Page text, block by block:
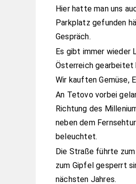
Hier hatte man uns
Parkplatz gefunden
Gespräch.
Es gibt immer wieder
Österreich gearbeitet
Wir kauften Gemüse,
An Tetovo vorbei
Richtung des
neben dem
beleuchtet.
Die Straße führte
zum Gipfel gesperrt
nächsten Jahres.